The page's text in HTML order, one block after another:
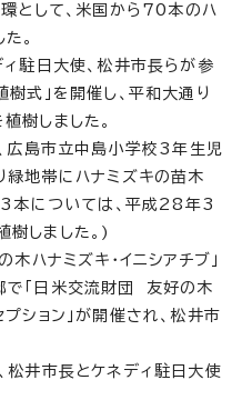
環として、米国から70本のハ
。
駐日大使、松井市長らが参
樹式」を開催し、平和大通り
樹しました。
島市立中島小学校3年生児
緑地帯にハナミズキの苗木
本については、平成28年3
樹しました。)
ハナミズキ・イニシアチブ」
で「日米交流財団 友好の木
ション」が開催され、松井市
松井市長とケネディ駐日大使